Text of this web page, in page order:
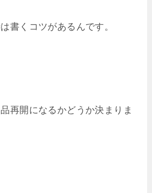
書くコツがあるんです。
再開になるかどうか決まりま